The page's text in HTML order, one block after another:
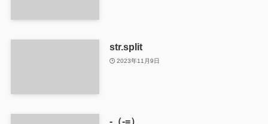
str.split
2023年11月9日
-（-=）